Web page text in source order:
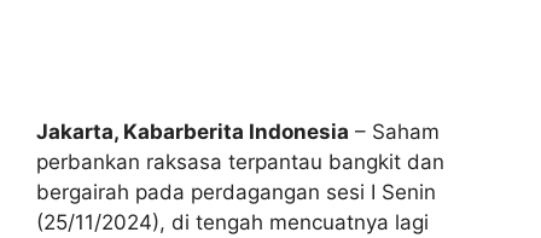
Jakarta, Kabarberita Indonesia – Saham
perbankan raksasa terpantau bangkit dan
bergairah pada perdagangan sesi I Senin
(25/11/2024), di tengah mencuatnya lagi